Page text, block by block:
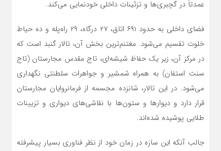
عمدتاً در گچبری‌ها و تزئینات داخلی خودنمایی می‌کند.
فضای داخلی به حدود ۶۹۱ اتاق، ۲۷ درگاه، ۲۹ راه‌پله و ده حیاط
خلوت تقسیم می‌شود. مغتنم‌ترین بخش آن، تالار گنبد است که
در مرکز آن، زیر یک حفاظ شیشه‌ای، تاج مقدس مجارستان (تاج
سنت استفان) به همراه شمشیر و جواهرات سلطنتی نگهداری
می‌شود. در این تالار، شانزده مجسمه از فرمانروایان مجارستان
قرار دارد و دیوارها و ستون‌ها با نقاشی‌های دیواری و تزیینات
طلایی پوشیده شده‌اند.
جالب آنکه این سازه در زمان خود از نظر فناوری بسیار پیشرفته